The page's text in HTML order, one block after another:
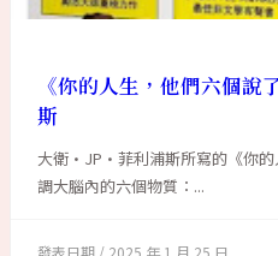
《你的人生，他們六個說
斯
大衛·JP·菲利浦斯所寫的《你的
調大腦內的六個物質：...